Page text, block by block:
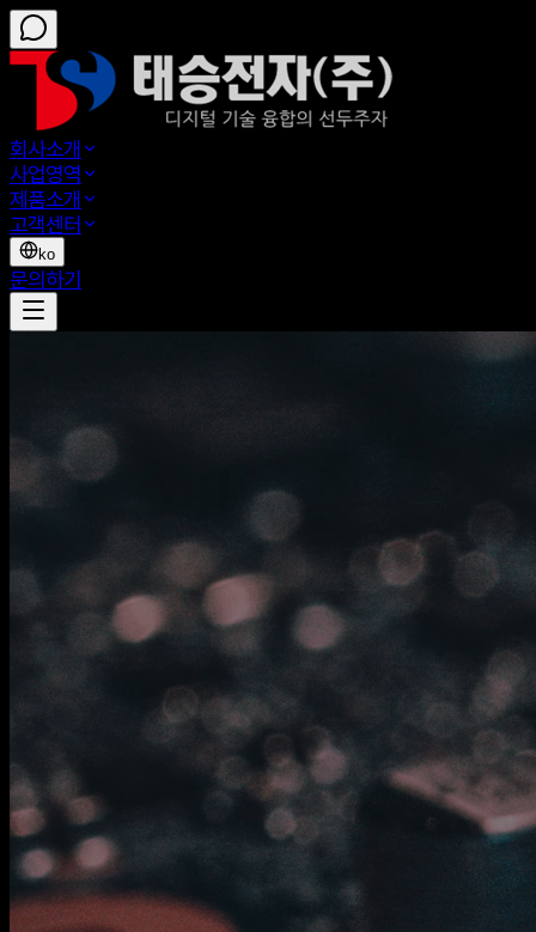
회사소개
사업영역
제품소개
고객센터
ko
문의하기